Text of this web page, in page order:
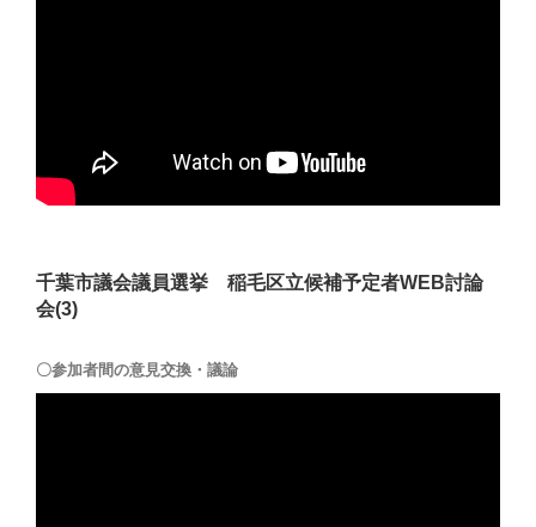
千葉市議会議員選挙 稲毛区立候補予定者WEB討論
会(3)
〇参加者間の意見交換・議論